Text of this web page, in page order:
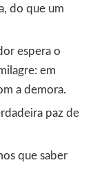
do que um
espera o
em
a demora.
paz de
que saber